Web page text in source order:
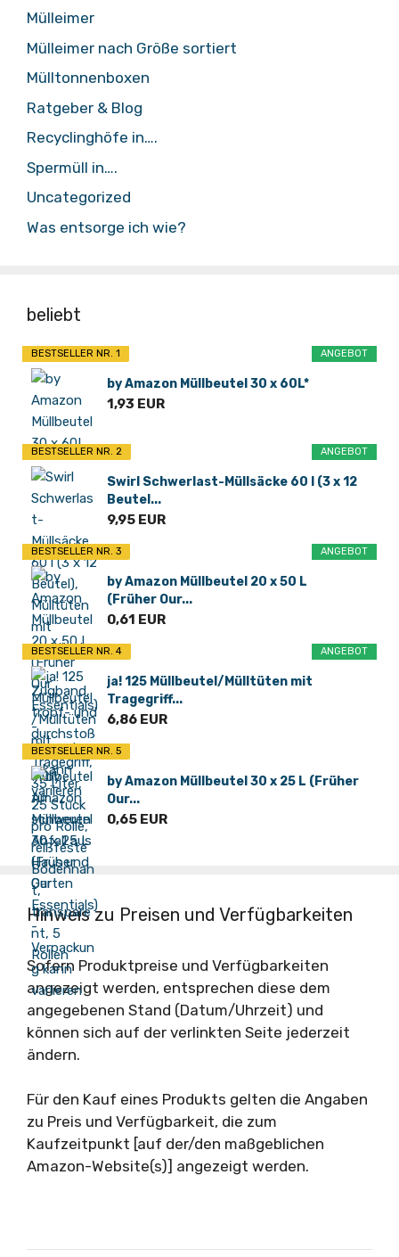
Mülleimer
Mülleimer nach Größe sortiert
Mülltonnenboxen
Ratgeber & Blog
Recyclinghöfe in….
Spermüll in….
Uncategorized
Was entsorge ich wie?
beliebt
ANGEBOT
BESTSELLER NR. 1
by Amazon Müllbeutel 30 x 60L*
1,93 EUR
ANGEBOT
BESTSELLER NR. 2
Swirl Schwerlast-Müllsäcke 60 l (3 x 12
Beutel...
9,95 EUR
ANGEBOT
BESTSELLER NR. 3
by Amazon Müllbeutel 20 x 50 L
(Früher Our...
0,61 EUR
ANGEBOT
BESTSELLER NR. 4
ja! 125 Müllbeutel/Mülltüten mit
Tragegriff...
6,86 EUR
BESTSELLER NR. 5
by Amazon Müllbeutel 30 x 25 L (Früher
Our...
0,65 EUR
Hinweis zu Preisen und Verfügbarkeiten
Sofern Produktpreise und Verfügbarkeiten
angezeigt werden, entsprechen diese dem
angegebenen Stand (Datum/Uhrzeit) und
können sich auf der verlinkten Seite jederzeit
ändern.
Für den Kauf eines Produkts gelten die Angaben
zu Preis und Verfügbarkeit, die zum
Kaufzeitpunkt [auf der/den maßgeblichen
Amazon-Website(s)] angezeigt werden.